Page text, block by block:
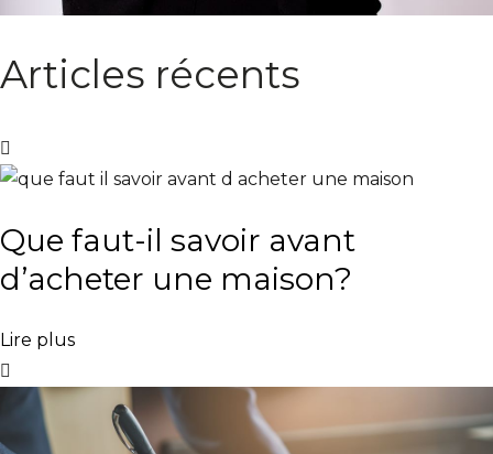
Articles récents
Que faut-il savoir avant
d’acheter une maison?
Lire plus